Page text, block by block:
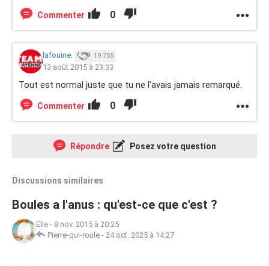
Commenter 0
lafouine. 19 755
13 août 2015 à 23:33
Tout est normal juste que tu ne l'avais jamais remarqué.
Commenter 0
Répondre Posez votre question
Discussions similaires
Boules a l'anus : qu'est-ce que c'est ?
Elle - 8 nov. 2015 à 20:25
Pierre-qui-roule - 24 oct. 2025 à 14:27